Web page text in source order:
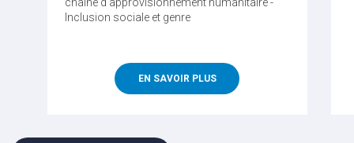
Inclusion sociale et genre
EN SAVOIR PLUS